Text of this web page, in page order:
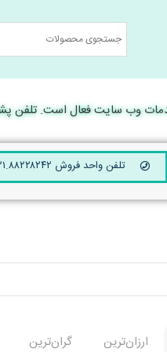
است. تلفن پشتیبانی 24 ساعته
تلفن واحد فروش ۰۲۱.۸۸۲۲۸۲۴۲
ارزان‌ترین گران‌ترین